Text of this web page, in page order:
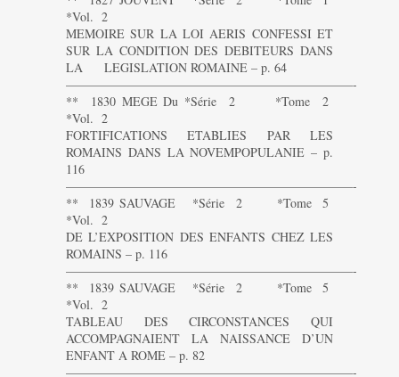
*Vol. 2
MEMOIRE SUR LA LOI AERIS CONFESSI ET
SUR LA CONDITION DES DEBITEURS DANS
LA LEGISLATION ROMAINE – p. 64
———————————————————————-
** 1830 MEGE Du *Série 2 *Tome 2
*Vol. 2
FORTIFICATIONS ETABLIES PAR LES
ROMAINS DANS LA NOVEMPOPULANIE – p.
116
———————————————————————-
** 1839 SAUVAGE *Série 2 *Tome 5
*Vol. 2
DE L’EXPOSITION DES ENFANTS CHEZ LES
ROMAINS – p. 116
———————————————————————-
** 1839 SAUVAGE *Série 2 *Tome 5
*Vol. 2
TABLEAU DES CIRCONSTANCES QUI
ACCOMPAGNAIENT LA NAISSANCE D’UN
ENFANT A ROME – p. 82
———————————————————————-